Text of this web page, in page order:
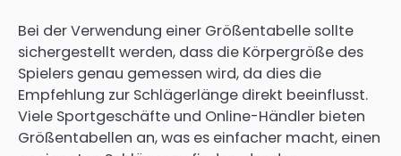
Bei der Verwendung einer Größentabelle sollte
sichergestellt werden, dass die Körpergröße des
Spielers genau gemessen wird, da dies die
Empfehlung zur Schlägerlänge direkt beeinflusst.
Viele Sportgeschäfte und Online-Händler bieten
Größentabellen an, was es einfacher macht, einen